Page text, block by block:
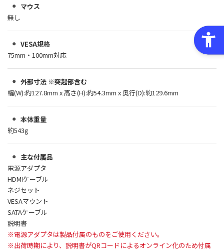
マウス
無し
VESA規格
75mm・100mm対応
外部寸法 ※突起部含む
幅(W):約127.8mm x 高さ(H):約54.3mm x 奥行(D):約129.6mm
本体重量
約543g
主な付属品
電源アダプタ
HDMIケーブル
ネジセット
VESAマウント
SATAケーブル
説明書
※電源アダプタは製品付属のものをご使用ください。
※出荷時期により、説明書がQRコードによるオンライン化のため付属